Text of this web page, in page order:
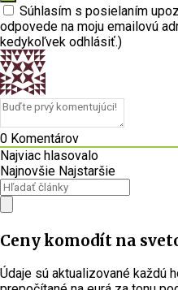
Súhlasím s posielaním
odpovede na moju emailovú
kedykoľvek odhlásiť.)
0 Komentárov
Najviac hlasovalo
Najnovšie Najstaršie
Ceny komodít na
Údaje sú aktualizované každú